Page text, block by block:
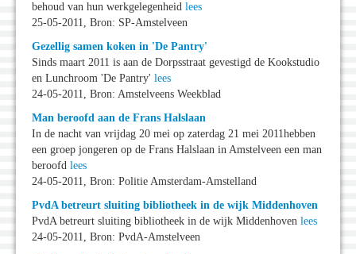
behoud van hun werkgelegenheid lees
25-05-2011, Bron: SP-Amstelveen
Gezellig samen koken in 'De Pantry'
Sinds maart 2011 is aan de Dorpsstraat gevestigd de Kookstudio
en Lunchroom 'De Pantry' lees
24-05-2011, Bron: Amstelveens Weekblad
Man beroofd aan de Frans Halslaan
In de nacht van vrijdag 20 mei op zaterdag 21 mei 2011hebben
een groep jongeren op de Frans Halslaan in Amstelveen een man
beroofd lees
24-05-2011, Bron: Politie Amsterdam-Amstelland
PvdA betreurt sluiting bibliotheek in de wijk Middenhoven
PvdA betreurt sluiting bibliotheek in de wijk Middenhoven lees
24-05-2011, Bron: PvdA-Amstelveen